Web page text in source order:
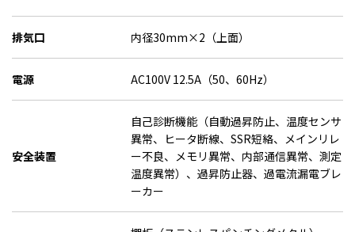
排気口 内径30mm×2（上面）
電源 AC100V 12.5A（50、60Hz）
安全装置
自己診断機能（自動過昇防止、温度センサ
異常、ヒータ断線、SSR短絡、メインリレ
ー不良、メモリ異常、内部通信異常、測定
温度異常）、過昇防止器、過電流漏電ブレ
ーカー